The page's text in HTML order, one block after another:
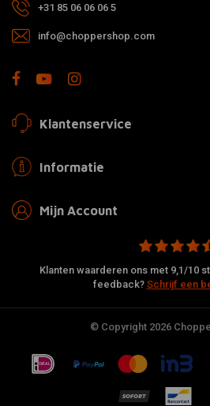
+31 85 06 06 06 5
info@choppershop.com
Klantenservice
Informatie
Mijn Account
Klanten waarderen ons met 9,1/10
feedback? Schrijf een
© Copyright 2026